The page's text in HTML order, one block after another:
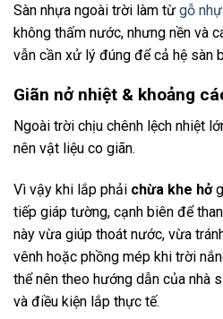
Sàn nhựa ngoài trời làm từ gỗ
không thấm nước, nhưng nền và
vẫn cần xử lý đúng để cả hệ sàn
Giãn nở nhiệt & khoảng
Ngoài trời chịu chênh lệch nhiệt
nên vật liệu co giãn.
Vì vậy khi lắp phải chừa khe hở
tiếp giáp tường, cạnh biên để
này vừa giúp thoát nước, vừa
vênh hoặc phồng mép khi trời
thể nên theo hướng dẫn của nhà
và điều kiện lắp thực tế.